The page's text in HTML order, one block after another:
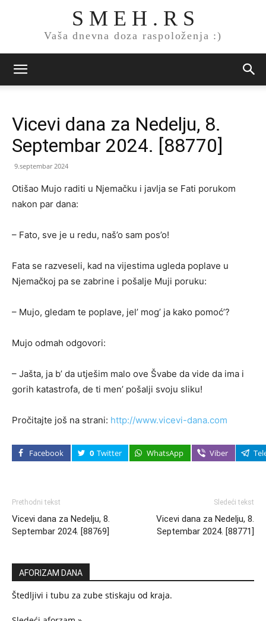
S M E H . R S
Vaša dnevna doza raspoloženja :)
Vicevi dana za Nedelju, 8.
Septembar 2024. [88770]
9.septembar 2024
Otišao Mujo raditi u Njemačku i javlja se Fati porukom
nakon par dana:
– Fato, sve je u redu, naš’o sam pos’o!
Fata se razveseli, kad na vijestima ugleda poplave u
Njemačkoj pa se zabrine i pošalje Muji poruku:
– Mujo, gledam te poplave, jel’ mog’ ja kako pomoć’?
Mujo odmah odgovori:
– Jašta, ja b’ da utješim malo ove Švabe da vide da ima i
gorih katastrofa, de ti men’ pošalji svoju sliku!
Pročitajte još na strani: http://www.vicevi-dana.com
Facebook 0 Twitter WhatsApp Viber
Prethodni tekst
Vicevi dana za Nedelju, 8.
Septembar 2024. [88769]
Sledeći tekst
Vicevi dana za Nedelju, 8.
Septembar 2024. [88771]
AFORIZAM DANA
Štedljivi i tubu za zube stiskaju od kraja.